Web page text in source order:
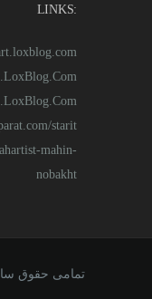
:LINKS
starit
mahin-
nobakht
تمامی حقوق